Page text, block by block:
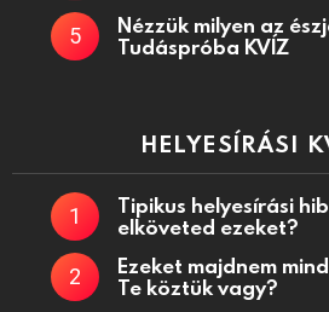
Nézzük milyen az
Tudáspróba KVÍZ
HELYESÍRÁSI
Tipikus helyesírási
elköveted ezeket?
Ezeket majdnem
Te köztük vagy?